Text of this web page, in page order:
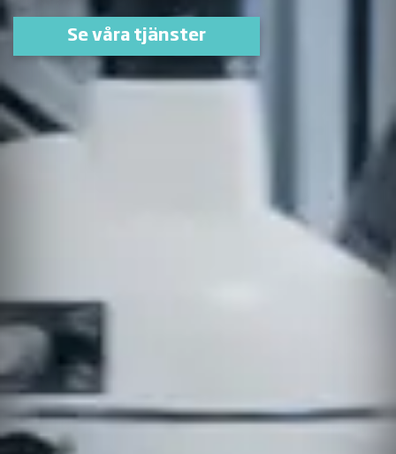
Se våra tjänster